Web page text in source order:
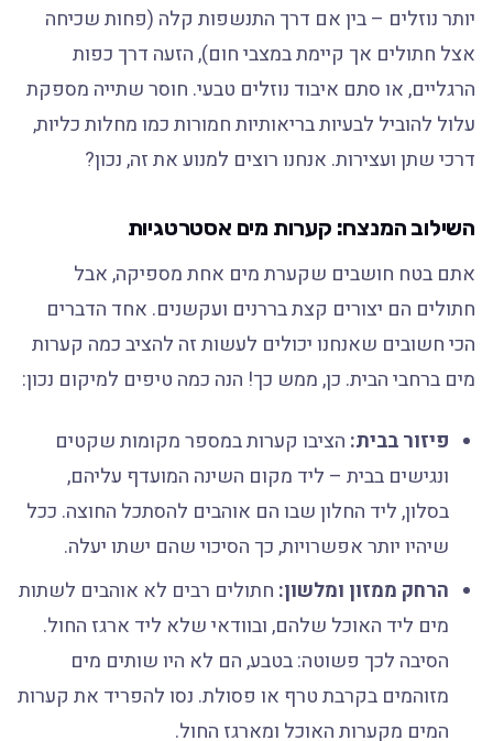
יותר נוזלים – בין אם דרך התנשפות קלה (פחות שכיחה
אצל חתולים אך קיימת במצבי חום), הזעה דרך כפות
הרגליים, או סתם איבוד נוזלים טבעי. חוסר שתייה מספקת
עלול להוביל לבעיות בריאותיות חמורות כמו מחלות כליות,
דרכי שתן ועצירות. אנחנו רוצים למנוע את זה, נכון?
השילוב המנצח: קערות מים אסטרטגיות
אתם בטח חושבים שקערת מים אחת מספיקה, אבל
חתולים הם יצורים קצת בררנים ועקשנים. אחד הדברים
הכי חשובים שאנחנו יכולים לעשות זה להציב כמה קערות
מים ברחבי הבית. כן, ממש כך! הנה כמה טיפים למיקום נכון:
פיזור בבית:הציבו קערות במספר מקומות שקטים
ונגישים בבית – ליד מקום השינה המועדף עליהם,
בסלון, ליד החלון שבו הם אוהבים להסתכל החוצה. ככל
שיהיו יותר אפשרויות, כך הסיכוי שהם ישתו יעלה.
הרחק ממזון ומלשון:חתולים רבים לא אוהבים לשתות
מים ליד האוכל שלהם, ובוודאי שלא ליד ארגז החול.
הסיבה לכך פשוטה: בטבע, הם לא היו שותים מים
מזוהמים בקרבת טרף או פסולת. נסו להפריד את קערות
המים מקערות האוכל ומארגז החול.